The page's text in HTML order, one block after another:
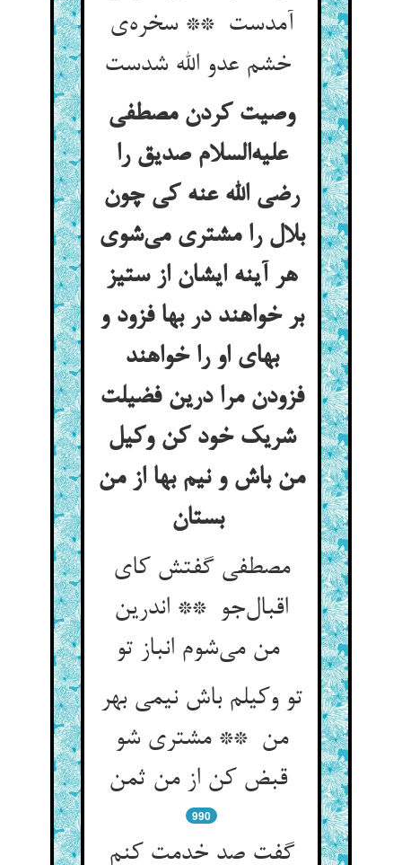
آمدست ** سخره‌ی
وصیت کردن مصطفی
علیه‌السلام صدیق را
رضی الله عنه کی چون
بلال را مشتری می‌شوی
هر آینه ایشان از ستیز
بر خواهند در بها فزود و
بهای او را خواهند
فزودن مرا درین فضیلت
شریک خود کن وکیل
من باش و نیم بها از من
بستان
مصطفی گفتش کای
اقبال‌جو ** اندرین
من می‌شوم انباز تو
تو وکیلم باش نیمی بهر
من ** مشتری شو
قبض کن از من ثمن
990
گفت صد خدمت کنم